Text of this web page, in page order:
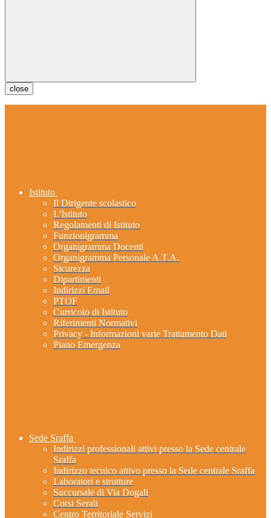
close
Istituto
Il Dirigente scolastico
L'Istituto
Regolamenti di Istituto
Funzionigramma
Organigramma Docenti
Organigramma Personale A.T.A.
Sicurezza
Dipartimenti
Indirizzi Email
PTOF
Curricolo di Istituto
Riferimenti Normativi
Privacy - Informazioni varie Trattamento Dati
Piano Emergenza
Sede Sraffa
Indirizzi professionali attivi presso la Sede centrale
Sraffa
Indirizzo tecnico attivo presso la Sede centrale Sraffa
Laboratori e strutture
Succursale di Via Dogali
Corsi Serali
Centro Territoriale Servizi